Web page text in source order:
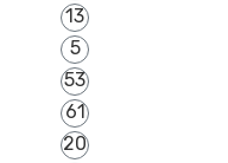
13
5
53
61
20